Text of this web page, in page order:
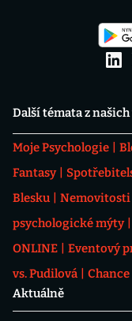
Další témata z
Moje Psychologie
Fantasy
Blesku
Nemovitosti
psychologické mýty
ONLINE
Eventový
vs. Pudilová
Aktuálně